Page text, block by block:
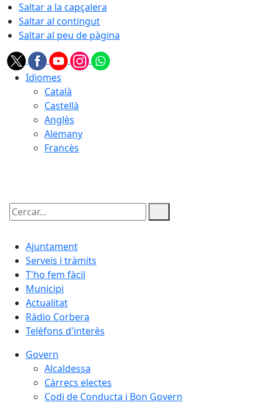
Saltar a la capçalera
Saltar al contingut
Saltar al peu de pàgina
Idiomes
Català
Castellà
Anglès
Alemany
Francès
Cercar:
Ajuntament
Serveis i tràmits
T'ho fem fàcil
Municipi
Actualitat
Ràdio Corbera
Telèfons d'interès
Govern
Alcaldessa
Càrrecs electes
Codi de Conducta i Bon Govern